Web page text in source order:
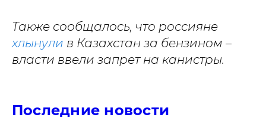
Также сообщалось, что россияне
хлынули в Казахстан за бензином –
власти ввели запрет на канистры.
Последние новости